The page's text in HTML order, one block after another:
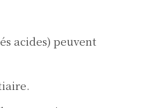
acides) peuvent